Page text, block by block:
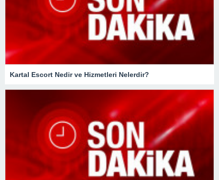
Kartal Escort Nedir ve Hizmetleri Nelerdir?